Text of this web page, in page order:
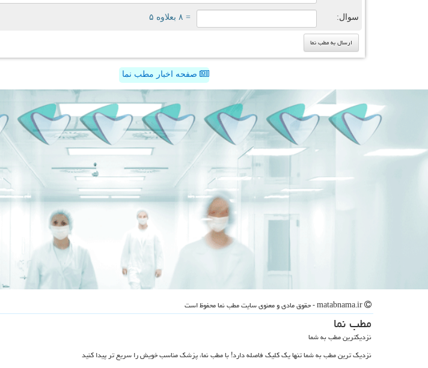
سوال: = ۸ بعلاوه ۵
صفحه اخبار مطب نما
مطب نما
نزدیکترین مطب به شما
نزدیک ترین مطب به شما تنها یک کلیک فاصله دارد! با مطب نما، پزشک مناسب خویش را سریع تر پیدا کنید